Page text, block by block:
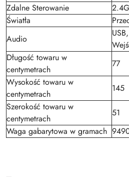
Zdalne Sterowanie
2.4G
Światła
Audio
Długość towaru w
centymetrach
77
Wysokość towaru w
centymetrach
145
Szerokość towaru w
centymetrach
51
Waga gabarytowa w gramach